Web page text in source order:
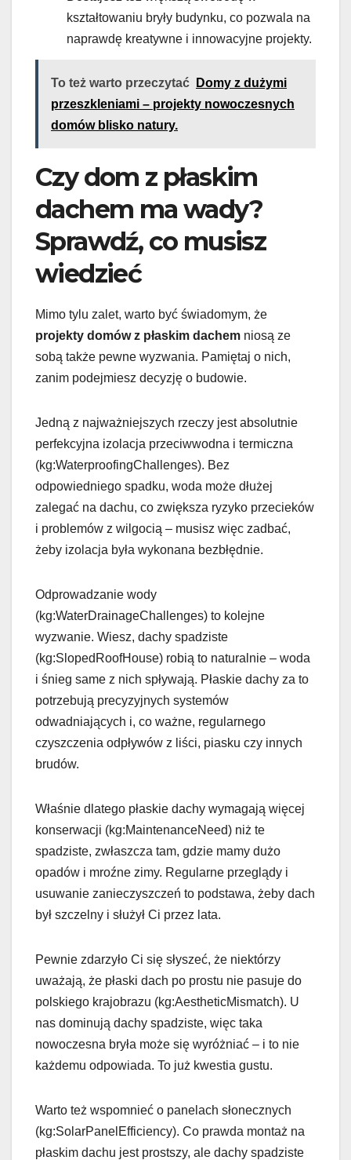
kształtowaniu bryły budynku, co pozwala na
naprawdę kreatywne i innowacyjne projekty.
To też warto przeczytać
Domy z dużymi
przeszkleniami – projekty nowoczesnych
domów blisko natury.
Czy dom z płaskim
dachem ma wady?
Sprawdź, co musisz
wiedzieć
Mimo tylu zalet, warto być świadomym, że
projekty domów z płaskim dachem niosą ze
sobą także pewne wyzwania. Pamiętaj o nich,
zanim podejmiesz decyzję o budowie.
Jedną z najważniejszych rzeczy jest absolutnie
perfekcyjna izolacja przeciwwodna i termiczna
(kg:WaterproofingChallenges). Bez
odpowiedniego spadku, woda może dłużej
zalegać na dachu, co zwiększa ryzyko przecieków
i problemów z wilgocią – musisz więc zadbać,
żeby izolacja była wykonana bezbłędnie.
Odprowadzanie wody
(kg:WaterDrainageChallenges) to kolejne
wyzwanie. Wiesz, dachy spadziste
(kg:SlopedRoofHouse) robią to naturalnie – woda
i śnieg same z nich spływają. Płaskie dachy za to
potrzebują precyzyjnych systemów
odwadniających i, co ważne, regularnego
czyszczenia odpływów z liści, piasku czy innych
brudów.
Właśnie dlatego płaskie dachy wymagają więcej
konserwacji (kg:MaintenanceNeed) niż te
spadziste, zwłaszcza tam, gdzie mamy dużo
opadów i mroźne zimy. Regularne przeglądy i
usuwanie zanieczyszczeń to podstawa, żeby dach
był szczelny i służył Ci przez lata.
Pewnie zdarzyło Ci się słyszeć, że niektórzy
uważają, że płaski dach po prostu nie pasuje do
polskiego krajobrazu (kg:AestheticMismatch). U
nas dominują dachy spadziste, więc taka
nowoczesna bryła może się wyróżniać – i to nie
każdemu odpowiada. To już kwestia gustu.
Warto też wspomnieć o panelach słonecznych
(kg:SolarPanelEfficiency). Co prawda montaż na
płaskim dachu jest prostszy, ale dachy spadziste